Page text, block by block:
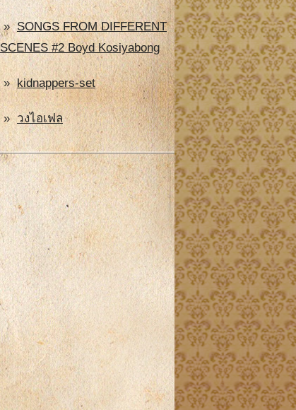
SONGS FROM DIFFERENT
SCENES #2 Boyd Kosiyabong
kidnappers-set
วงไอเฟล